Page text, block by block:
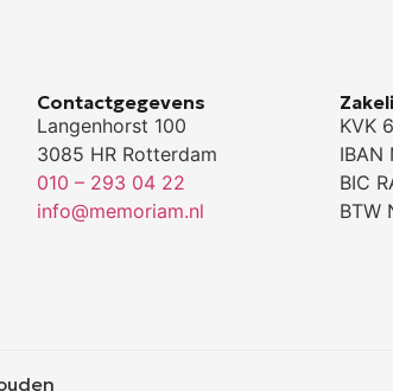
Contactgegevens
Langenhorst 100
3085 HR Rotterdam
010 – 293 04 22
info@memoriam.nl
KVK
IBAN
BIC
BTW